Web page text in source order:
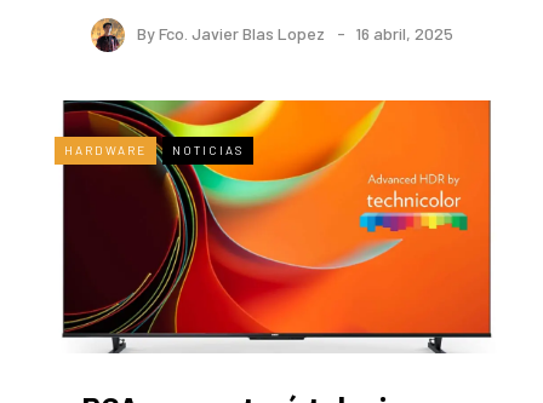
ByFco. Javier Blas Lopez 16 abril, 2025
HARDWARE NOTICIAS